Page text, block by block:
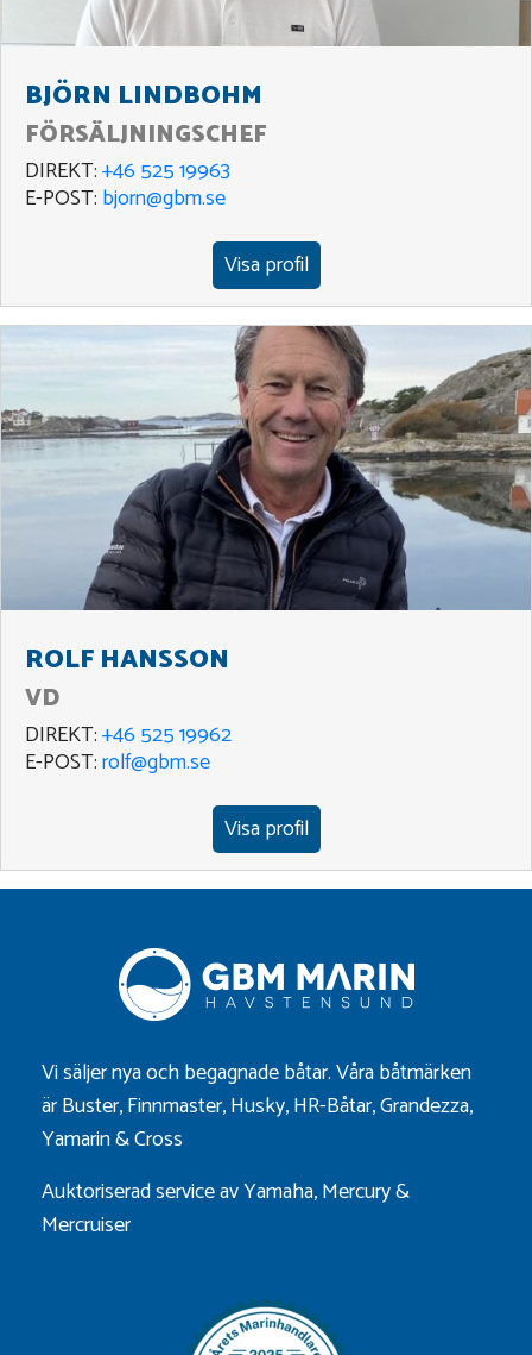
BJÖRN LINDBOHM
FÖRSÄLJNINGSCHEF
DIREKT:+46 525 19963
E-POST: bjorn@gbm.se
Visa profil
ROLF HANSSON
VD
DIREKT:+46 525 19962
E-POST:rolf@gbm.se
Visa profil
Vi säljer nya och begagnade båtar. Våra båtmärken
ärBuster,Finnmaster,Husky,HR-Båtar,Grandezza,
Yamarin&Cross
Auktoriserad service av Yamaha, Mercury &
Mercruiser